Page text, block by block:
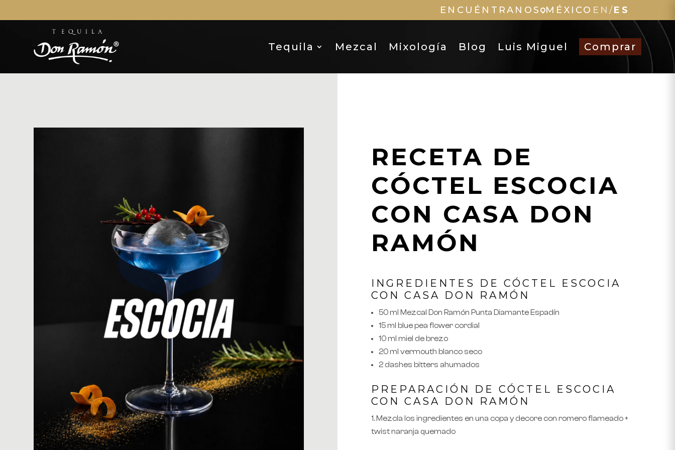
ENCUÉNTRANOS MÉXICO EN/ES
Tequila Mezcal Mixología Blog Luis Miguel Comprar
RECETA DE
CÓCTEL ESCOCIA
CON CASA DON
RAMÓN
INGREDIENTES DE CÓCTEL ESCOCIA
CON CASA DON RAMÓN
50 ml Mezcal Don Ramón Punta Diamante Espadín
15 ml blue pea flower cordial
10 ml miel de brezo
20 ml vermouth blanco seco
2 dashes bitters ahumados
PREPARACIÓN DE CÓCTEL ESCOCIA
CON CASA DON RAMÓN
Mezcla los ingredientes en una copa y decore con romero flameado +
twist naranja quemado